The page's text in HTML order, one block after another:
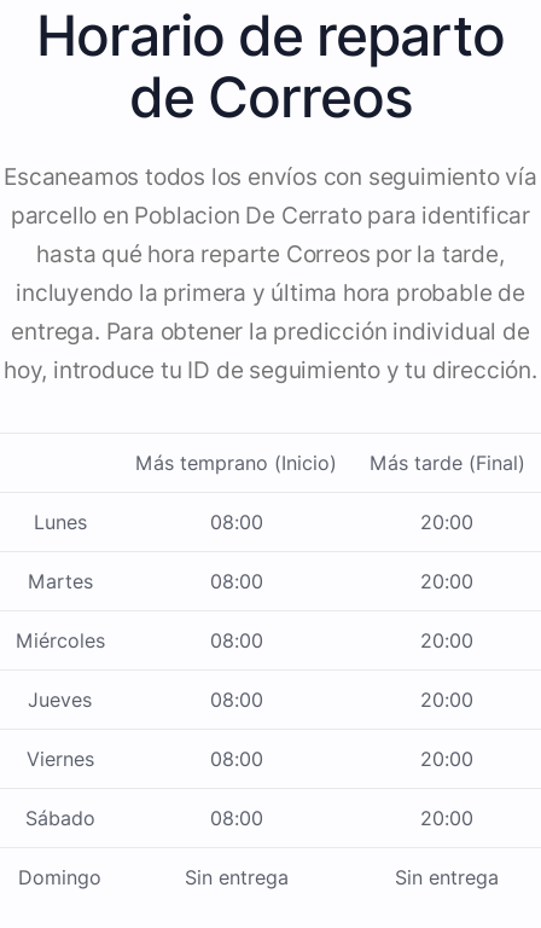
Horario de reparto
de Correos
Escaneamos todos los envíos con seguimiento vía
parcello en Poblacion De Cerrato para identificar
hasta qué hora reparte Correos por la tarde,
incluyendo la primera y última hora probable de
entrega. Para obtener la predicción individual de
hoy, introduce tu ID de seguimiento y tu dirección.
Más temprano (Inicio) Más tarde (Final)
Lunes 08:00 20:00
Martes 08:00 20:00
Miércoles 08:00 20:00
Jueves 08:00 20:00
Viernes 08:00 20:00
Sábado 08:00 20:00
Domingo Sin entrega Sin entrega